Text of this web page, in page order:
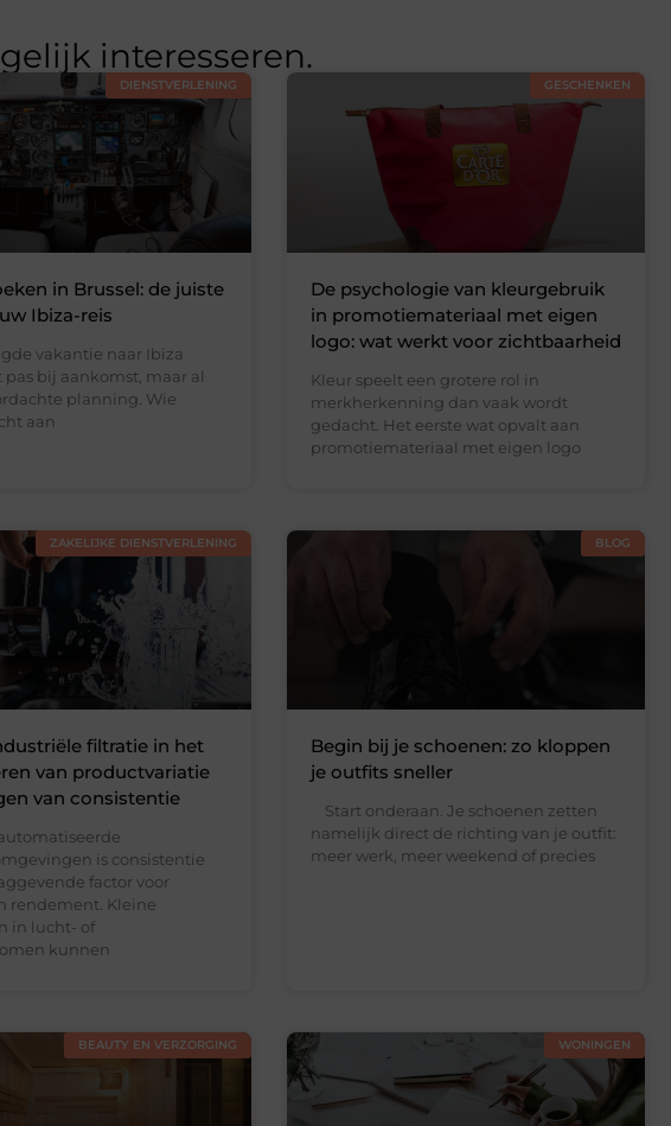
interesseren.
DIENSTVERLENING
in Brussel: de juiste
Ibiza-reis
vakantie naar Ibiza
bij aankomst, maar al
planning. Wie
aan
GESCHENKEN
De psychologie van kleurgebruik
in promotiemateriaal met eigen
logo: wat werkt voor zichtbaarheid
Kleur speelt een grotere rol in
merkherkenning dan vaak wordt
gedacht. Het eerste wat opvalt aan
promotiemateriaal met eigen logo
ZAKELIJKE DIENSTVERLENING
filtratie in het
van productvariatie
van consistentie
is consistentie
factor voor
rendement. Kleine
in lucht- of
kunnen
BLOG
Begin bij je schoenen: zo kloppen
je outfits sneller
Start onderaan. Je schoenen zetten
namelijk direct de richting van je outfit:
meer werk, meer weekend of precies
BEAUTY EN VERZORGING WONINGEN